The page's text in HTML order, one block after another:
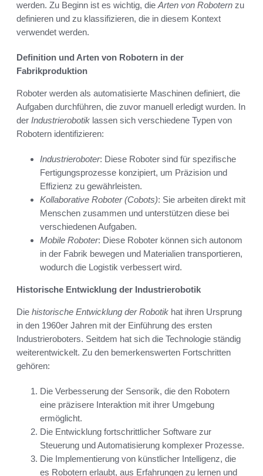
werden. Zu Beginn ist es wichtig, die Arten von Robotern zu
definieren und zu klassifizieren, die in diesem Kontext
verwendet werden.
Definition und Arten von Robotern in der
Fabrikproduktion
Roboter werden als automatisierte Maschinen definiert, die
Aufgaben durchführen, die zuvor manuell erledigt wurden. In
der Industrierobotik lassen sich verschiedene Typen von
Robotern identifizieren:
Industrieroboter: Diese Roboter sind für spezifische
Fertigungsprozesse konzipiert, um Präzision und
Effizienz zu gewährleisten.
Kollaborative Roboter (Cobots): Sie arbeiten direkt mit
Menschen zusammen und unterstützen diese bei
verschiedenen Aufgaben.
Mobile Roboter: Diese Roboter können sich autonom
in der Fabrik bewegen und Materialien transportieren,
wodurch die Logistik verbessert wird.
Historische Entwicklung der Industrierobotik
Die historische Entwicklung der Robotik hat ihren Ursprung
in den 1960er Jahren mit der Einführung des ersten
Industrieroboters. Seitdem hat sich die Technologie ständig
weiterentwickelt. Zu den bemerkenswerten Fortschritten
gehören:
Die Verbesserung der Sensorik, die den Robotern
eine präzisere Interaktion mit ihrer Umgebung
ermöglicht.
Die Entwicklung fortschrittlicher Software zur
Steuerung und Automatisierung komplexer Prozesse.
Die Implementierung von künstlicher Intelligenz, die
es Robotern erlaubt, aus Erfahrungen zu lernen und